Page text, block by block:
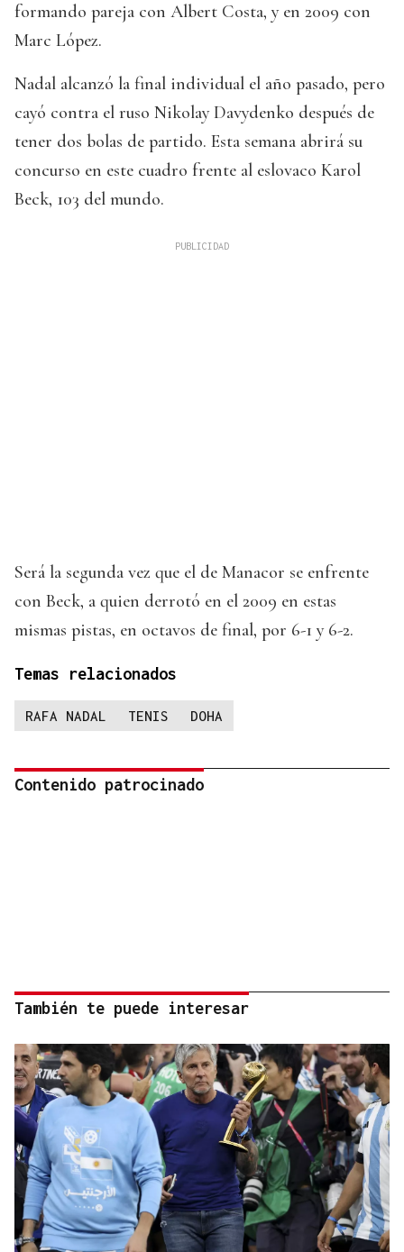
formando pareja con Albert Costa, y en 2009 con
Marc López.
Nadal alcanzó la final individual el año pasado, pero
cayó contra el ruso Nikolay Davydenko después de
tener dos bolas de partido. Esta semana abrirá su
concurso en este cuadro frente al eslovaco Karol
Beck, 103 del mundo.
Será la segunda vez que el de Manacor se enfrente
con Beck, a quien derrotó en el 2009 en estas
mismas pistas, en octavos de final, por 6-1 y 6-2.
Temas relacionados
RAFA NADAL TENIS DOHA
Contenido patrocinado
También te puede interesar